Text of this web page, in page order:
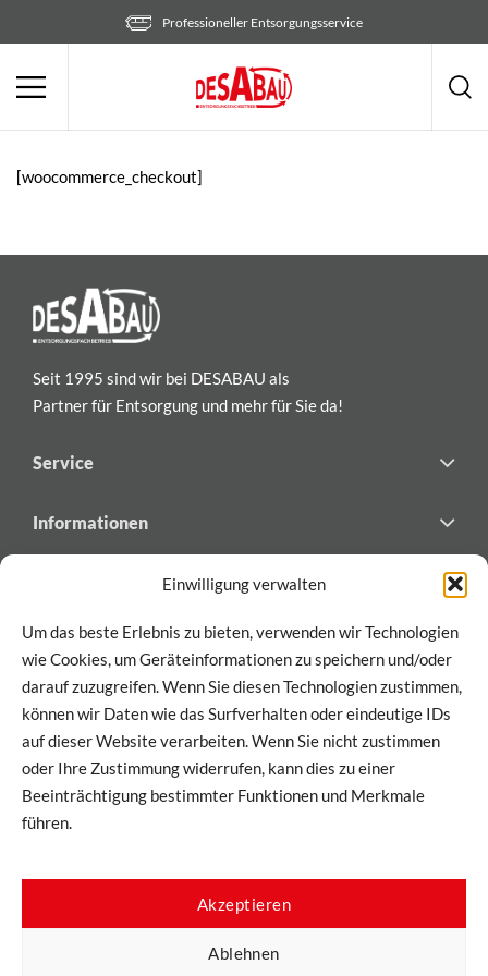
Einwilligung verwalten
Um das beste Erlebnis zu bieten, verwenden wir Technologien
wie Cookies, um Geräteinformationen zu speichern und/oder
darauf zuzugreifen. Wenn Sie diesen Technologien zustimmen,
können wir Daten wie das Surfverhalten oder eindeutige IDs
auf dieser Website verarbeiten. Wenn Sie nicht zustimmen
oder Ihre Zustimmung widerrufen, kann dies zu einer
Beeinträchtigung bestimmter Funktionen und Merkmale
führen.
Akzeptieren
Ablehnen
Professioneller Entsorgungsservice
[woocommerce_checkout]
Seit 1995 sind wir bei DESABAU als
Partner für Entsorgung und mehr für Sie da!
Service
Informationen
für exklusive Updates und Einblicke!
Hiermit stimme ich zu, dass meine Informationen im Rahmen
unsererDatenschutzbestimmungenverarbeitet werden
dürfen.